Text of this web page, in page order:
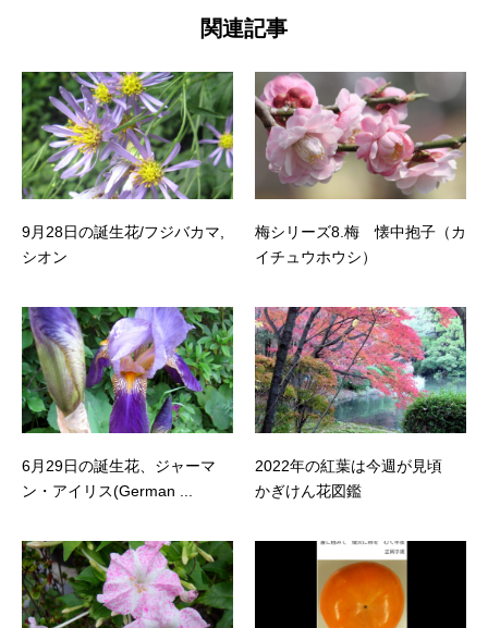
関連記事
9月28日の誕生花/フジバカマ,
シオン
梅シリーズ8.梅 懐中抱子（カ
イチュウホウシ）
6月29日の誕生花、ジャーマ
ン・アイリス(German ...
2022年の紅葉は今週が見頃
かぎけん花図鑑